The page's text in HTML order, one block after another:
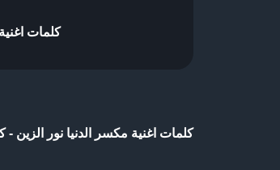
كلمات
كلمات اغنية مكسر الدنيا نور الزين -